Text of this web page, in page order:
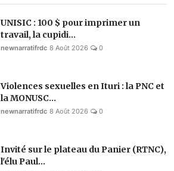
UNISIC : 100 $ pour imprimer un
travail, la cupidi...
newnarratifrdc 8 Août 2026 0
Violences sexuelles en Ituri : la PNC et
la MONUSC...
newnarratifrdc 8 Août 2026 0
Invité sur le plateau du Panier (RTNC),
l'élu Paul...